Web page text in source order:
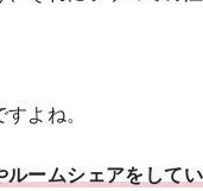
よね。
ームシェアをして